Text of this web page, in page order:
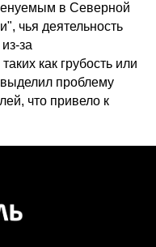
в Северной
чья деятельность
за
как грубость или
проблему
что привело к